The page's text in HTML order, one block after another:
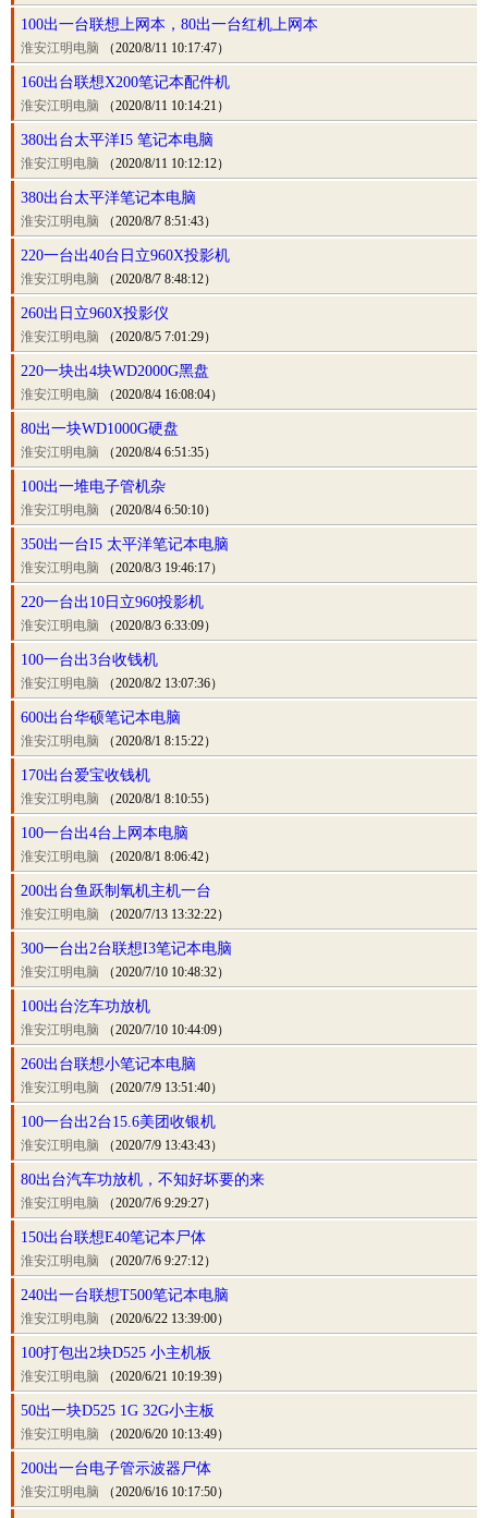
100出一台联想上网本，80出一台红机上网本
淮安江明电脑 （2020/8/11 10:17:47）
160出台联想X200笔记本配件机
淮安江明电脑 （2020/8/11 10:14:21）
380出台太平洋I5 笔记本电脑
淮安江明电脑 （2020/8/11 10:12:12）
380出台太平洋笔记本电脑
淮安江明电脑 （2020/8/7 8:51:43）
220一台出40台日立960X投影机
淮安江明电脑 （2020/8/7 8:48:12）
260出日立960X投影仪
淮安江明电脑 （2020/8/5 7:01:29）
220一块出4块WD2000G黑盘
淮安江明电脑 （2020/8/4 16:08:04）
80出一块WD1000G硬盘
淮安江明电脑 （2020/8/4 6:51:35）
100出一堆电子管机杂
淮安江明电脑 （2020/8/4 6:50:10）
350出一台I5 太平洋笔记本电脑
淮安江明电脑 （2020/8/3 19:46:17）
220一台出10日立960投影机
淮安江明电脑 （2020/8/3 6:33:09）
100一台出3台收钱机
淮安江明电脑 （2020/8/2 13:07:36）
600出台华硕笔记本电脑
淮安江明电脑 （2020/8/1 8:15:22）
170出台爱宝收钱机
淮安江明电脑 （2020/8/1 8:10:55）
100一台出4台上网本电脑
淮安江明电脑 （2020/8/1 8:06:42）
200出台鱼跃制氧机主机一台
淮安江明电脑 （2020/7/13 13:32:22）
300一台出2台联想I3笔记本电脑
淮安江明电脑 （2020/7/10 10:48:32）
100出台汔车功放机
淮安江明电脑 （2020/7/10 10:44:09）
260出台联想小笔记本电脑
淮安江明电脑 （2020/7/9 13:51:40）
100一台出2台15.6美团收银机
淮安江明电脑 （2020/7/9 13:43:43）
80出台汽车功放机，不知好坏要的来
淮安江明电脑 （2020/7/6 9:29:27）
150出台联想E40笔记本尸体
淮安江明电脑 （2020/7/6 9:27:12）
240出一台联想T500笔记本电脑
淮安江明电脑 （2020/6/22 13:39:00）
100打包出2块D525 小主机板
淮安江明电脑 （2020/6/21 10:19:39）
50出一块D525 1G 32G小主板
淮安江明电脑 （2020/6/20 10:13:49）
200出一台电子管示波器尸体
淮安江明电脑 （2020/6/16 10:17:50）